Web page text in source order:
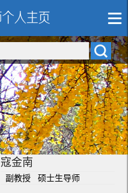
寇金南
副教授 硕士生导师